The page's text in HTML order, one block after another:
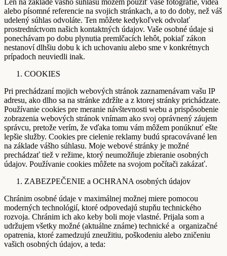
alebo písomné referencie na svojich stránkach, a to do doby, než váš
udelený súhlas odvoláte. Ten môžete kedykoľvek odvolať
prostredníctvom našich kontaktných údajov. Vaše osobné údaje si
ponechávam po dobu plynutia premlčacích lehôt, pokiaľ zákon
nestanoví dlhšiu dobu k ich uchovaniu alebo sme v konkrétnych
prípadoch neuviedli inak.
COOKIES
Pri prechádzaní mojich webových stránok zaznamenávam vašu IP
adresu, ako dlho sa na stránke zdržíte a z ktorej stránky prichádzate.
Používanie cookies pre meranie návštevnosti webu a prispôsobenie
zobrazenia webových stránok vnímam ako svoj oprávnený záujem
správcu, pretože verím, že vďaka tomu vám môžem ponúknuť ešte
lepšie služby. Cookies pre cielenie reklamy budú spracovávané len
na základe vášho súhlasu. Moje webové stránky je možné
prechádzať tiež v režime, ktorý neumožňuje zbieranie osobných
údajov. Používanie cookies môžete na svojom počítači zakázať.
ZABEZPEČENIE a OCHRANA osobných údajov
Chránim osobné údaje v maximálnej možnej miere pomocou
moderných technológií, ktoré odpovedajú stupňu technického
rozvoja. Chránim ich ako keby boli moje vlastné. Prijala som a
udržujem všetky možné (aktuálne známe) technické a organizačné
opatrenia, ktoré zamedzujú zneužitiu, poškodeniu alebo zničeniu
vašich osobných údajov, a teda: